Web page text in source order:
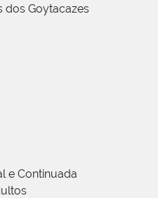
dos Goytacazes
e Continuada